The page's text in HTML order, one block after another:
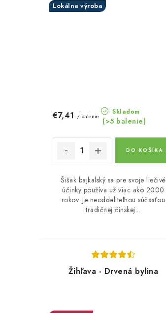
Lokálna výroba
Skladom
(>5 balenie)
€7,41 / balenie
DO KOŠÍKA
Šišak bajkalský sa pre svoje liečivé
účinky používa už viac ako 2000
rokov. Je neoddeliteľnou súčasťou
tradičnej čínskej...
Žihľava - Drvená bylina